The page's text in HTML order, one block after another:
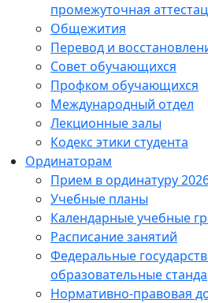
промежуточная
Общежития
Перевод и
Совет обучающихся
Профком обучающихся
Международный отдел
Лекционные залы
Кодекс этики студента
Ординаторам
Прием в ординатуру
Учебные планы
Календарные учебные
Расписание занятий
Федеральные
образовательные
Нормативно-правовая